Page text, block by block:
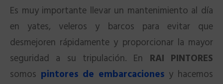
Es muy importante llevar un mantenimiento al día
en yates, veleros y barcos para evitar que
desmejoren rápidamente y proporcionar la mayor
seguridad a su tripulación. En RAI PINTORES
somos pintores de embarcaciones y hacemos